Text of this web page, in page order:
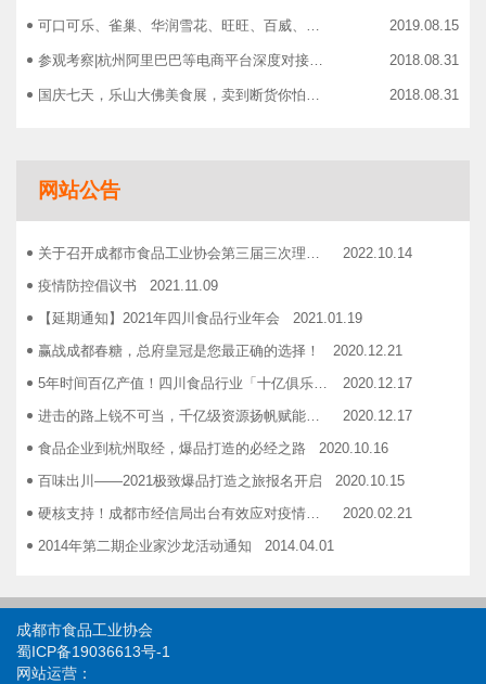
可口可乐、雀巢、华润雪花、旺旺、百威、青岛啤酒，销售过亿的经销商等齐聚上海，只为2019中国快消品大会！ 2019.08.15
参观考察|杭州阿里巴巴等电商平台深度对接，仅剩3个名额！ 2018.08.31
国庆七天，乐山大佛美食展，卖到断货你怕了吗？ 2018.08.31
志宏印务灾后复产暨十五周年感恩答谢会
网站公告
关于召开成都市食品工业协会第三届三次理事会的通知
2022.10.14
疫情防控倡议书
2021.11.09
【延期通知】2021年四川食品行业年会
2021.01.19
赢战成都春糖，总府皇冠是您最正确的选择！
2020.12.21
5年时间百亿产值！四川食品行业「十亿俱乐部」合伙人招募！
2020.12.17
进击的路上锐不可当，千亿级资源扬帆赋能！电商启航班招募啦！
2020.12.17
食品企业到杭州取经，爆品打造的必经之路
2020.10.16
百味出川——2021极致爆品打造之旅报名开启
2020.10.15
硬核支持！成都市经信局出台有效应对疫情稳定经济运行20条政策措施工业和信息化类项目申报指南！
2020.02.21
2014年第二期企业家沙龙活动通知
2014.04.01
关于发布成都市食品商会合作单位信息一览表的通知
2014.06.30
关于开展品牌设计援助活动的通知
关于开展成都食品优秀品牌联合形象展播活动的 通知
成都市食品工业协会
蜀ICP备19036613号-1
网站运营：